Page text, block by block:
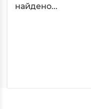
найдено...